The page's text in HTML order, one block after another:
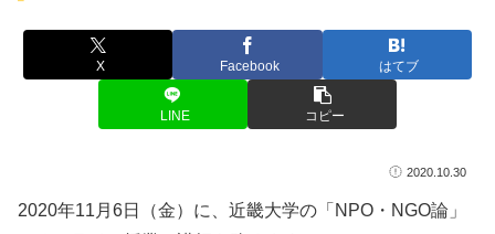
X Facebook はてブ
LINE コピー
2020.10.30
2020年11月6日（金）に、近畿大学の「NPO・NGO論」